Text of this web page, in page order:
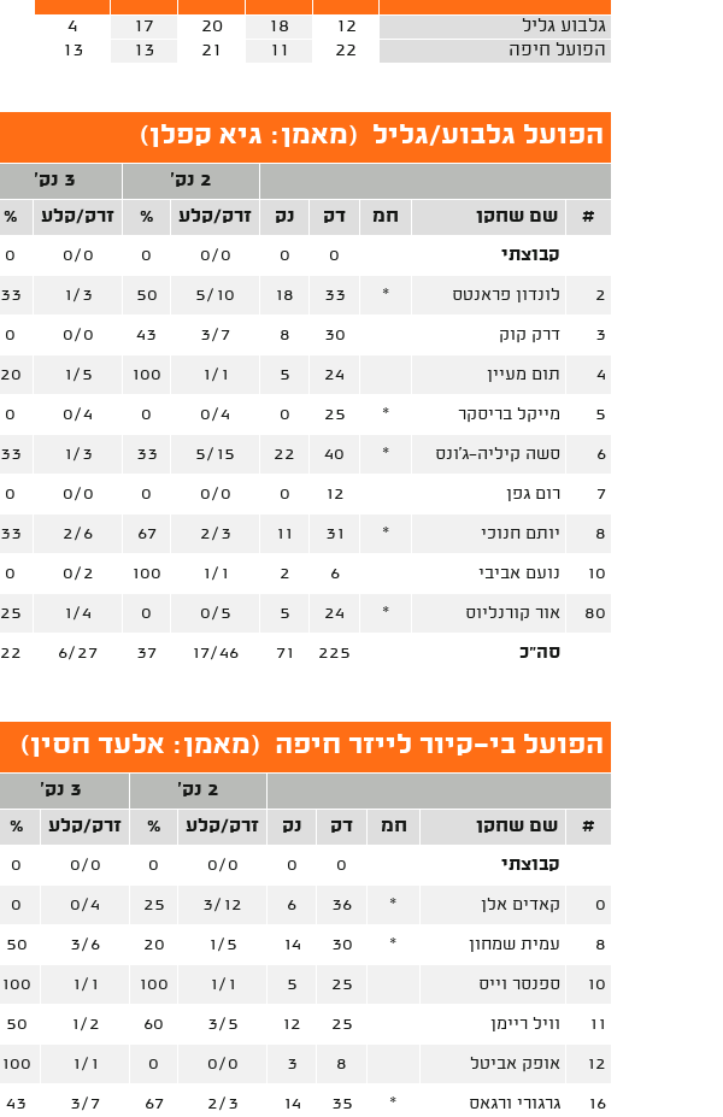
גלבוע גליל 12
18
20
17
4
הפועל חיפה
22
11
21
13
13
הפועל גלבוע/גליל (מאמן: גיא קפלן)
2 נק' 3 נק'
#
שם שחקן חמ דק נק זרק/קלע % זרק/קלע %
קבוצתי 0
0
0/0
0
0/0
0
2 לונדון פראנטס *
33
18
5/10
50
1/3
33
3 דרק קוק 30
8
3/7
43
0/0
0
4 תום מעיין 24
5
1/1
100
1/5
20
5 מייקל בריסקר *
25
0
0/4
0
0/4
0
6 סשה קיליה-ג'ונס *
40
22
5/15
33
1/3
33
7 רום גפן 12
0
0/0
0
0/0
0
8 יותם חנוכי *
31
11
2/3
67
2/6
33
10 נועם אביבי 6
2
1/1
100
0/2
0
80 אור קורנליוס *
24
5
0/5
0
1/4
25
סה"כ 225
71
17/46
37
6/27
22
הפועל בי-קיור לייזר חיפה (מאמן: אלעד חסין)
2 נק' 3 נק'
#
שם שחקן חמ דק נק זרק/קלע % זרק/קלע %
קבוצתי 0
0
0/0
0
0/0
0
0 קאדים אלן *
36
6
3/12
25
0/4
0
8 עמית שמחון *
30
14
1/5
20
3/6
50
10 ספנסר וייס 25
5
1/1
100
1/1
100
11 וויל ריימן 25
12
3/5
60
1/2
50
12 אופק אביטל 8
3
0/0
0
1/1
100
16 גרגורי ורגאס *
35
14
2/3
67
3/7
43